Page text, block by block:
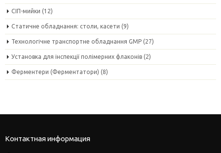
СІП-мийки (12)
Статичне обладнання: столи, касети (9)
Технологічне транспортне обладнання GMP (27)
Установка для інспекції полімерних флаконів (2)
Ферментери (Ферментатори) (8)
Контактная информация